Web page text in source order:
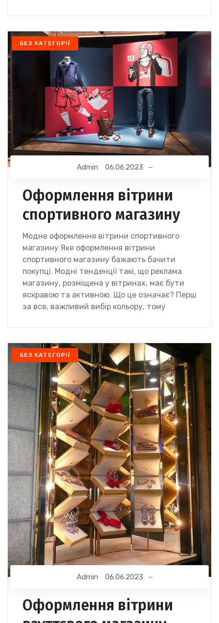
БЕЗ КАТЕГОРІЇ
Admin 06.06.2023
Оформлення вітрини
спортивного магазину
Модне оформлення вітрини спортивного
магазину Яке оформлення вітрини
спортивного магазину бажають бачити
покупці. Модні тенденції такі, що реклама
магазину, розміщена у вітринах, має бути
яскравою та активною. Що це означає? Перш
за все, важливий вибір кольору, тому
БЕЗ КАТЕГОРІЇ
Admin 06.06.2023
Оформлення вітрини